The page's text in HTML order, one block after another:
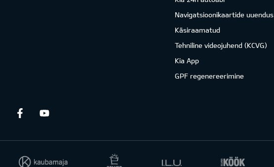
Navigatsioonikaartide uuendus
Käsiraamatud
Tehniline videojuhend (KCVG)
Kia App
GPF regenereerimine
Facebook